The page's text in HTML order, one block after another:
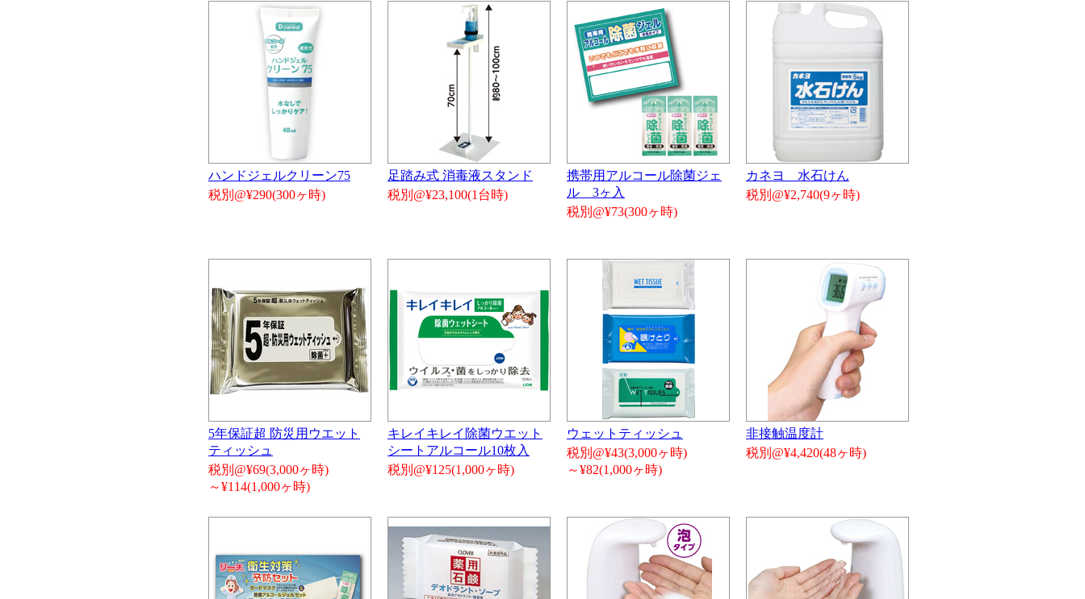
ハンドジェルクリーン75
税別@¥290(300ヶ時)
足踏み式 消毒液スタンド
税別@¥23,100(1台時)
携帯用アルコール除菌ジェ
ル 3ヶ入
税別@¥73(300ヶ時)
カネヨ 水石けん
税別@¥2,740(9ヶ時)
5年保証超 防災用ウエット
ティッシュ
税別@¥69(3,000ヶ時)
～¥114(1,000ヶ時)
キレイキレイ除菌ウエット
シートアルコール10枚入
税別@¥125(1,000ヶ時)
ウェットティッシュ
税別@¥43(3,000ヶ時)
～¥82(1,000ヶ時)
非接触温度計
税別@¥4,420(48ヶ時)